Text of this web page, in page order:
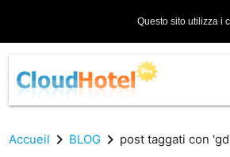
Questo sito utilizza i
Accueil chevron_right BLOG chevron_right post taggati con